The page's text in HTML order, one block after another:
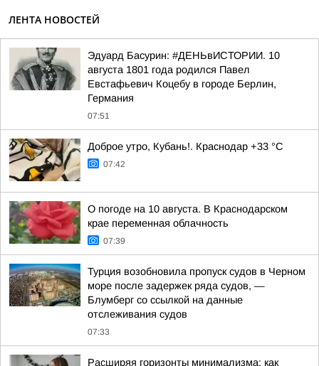
ЛЕНТА НОВОСТЕЙ
Эдуард Басурин: #ДЕНЬвИСТОРИИ. 10
августа 1801 года родился Павел
Евстафьевич Коцебу в городе Берлин,
Германия
07:51
Доброе утро, Кубань!. Краснодар +33 °С
07:42
О погоде на 10 августа. В Краснодарском
крае переменная облачность
07:39
Турция возобновила пропуск судов в Черном
море после задержек ряда судов, —
Блумберг со ссылкой на данные
отслеживания судов
07:33
Расширяя горизонты минимализма: как